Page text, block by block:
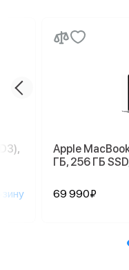
Apple
ГБ, 256 ГБ
69 990₽